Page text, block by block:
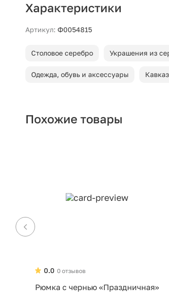
Характеристики
Артикул: Ф0054815
Столовое серебро Украшения из
Одежда, обувь и аксессуары
Похожие товары
0 отзывов
0.0
Рюмка с чернью «Праздничная»